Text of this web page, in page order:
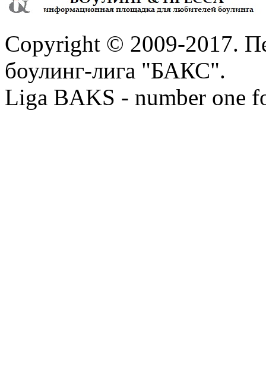
Copyright © 2009-2017.
боулинг-лига "БАКС".
Liga BAKS - number one